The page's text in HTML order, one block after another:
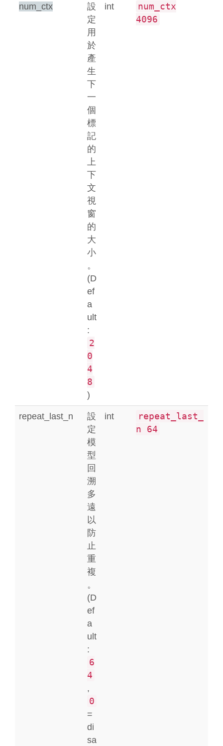
num_ctx
設
定
用
於
產
生
下
一
個
標
記
的
上
下
文
視
窗
的
大
小
。
(D
ef
a
ult
:
2
0
4
8
)
int
num_ctx
4096
repeat_last_n
設
定
模
型
回
溯
多
遠
以
防
止
重
複
。
(D
ef
a
ult
:
6
4
,
0
=
di
sa
int
repeat_last_
n 64